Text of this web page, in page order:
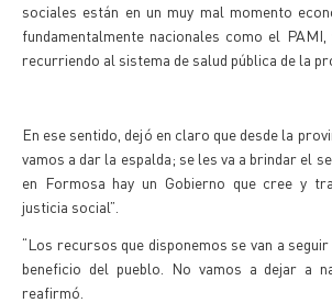
sociales están en un muy mal momento
fundamentalmente nacionales como el
recurriendo al sistema de salud pública de la
En ese sentido, dejó en claro que desde la
vamos a dar la espalda; se les va a brindar el
en Formosa hay un Gobierno que cree y
justicia social”.
“Los recursos que disponemos se van a
beneficio del pueblo. No vamos a dejar a
reafirmó.